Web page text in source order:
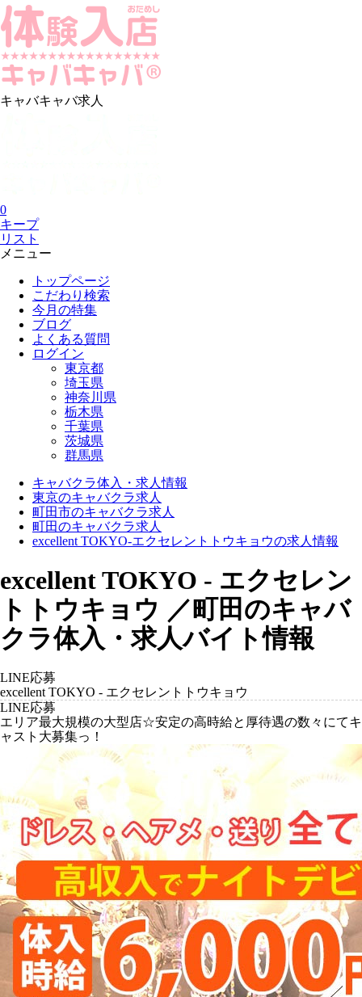
キャバキャバ求人
0
キープ
リスト
メニュー
トップページ
こだわり検索
今月の特集
ブログ
よくある質問
ログイン
東京都
埼玉県
神奈川県
栃木県
千葉県
茨城県
群馬県
キャバクラ体入・求人情報
東京のキャバクラ求人
町田市のキャバクラ求人
町田のキャバクラ求人
excellent TOKYO-エクセレントトウキョウの求人情報
excellent TOKYO - エクセレン
トトウキョウ ／町田のキャバ
クラ体入・求人バイト情報
LINE応募
excellent TOKYO - エクセレントトウキョウ
LINE応募
エリア最大規模の大型店☆安定の高時給と厚待遇の数々にてキ
ャスト大募集っ！